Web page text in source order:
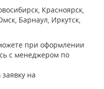
Красноярск,
Барнаул, Иркутск,
при оформлении
с менеджером по
на